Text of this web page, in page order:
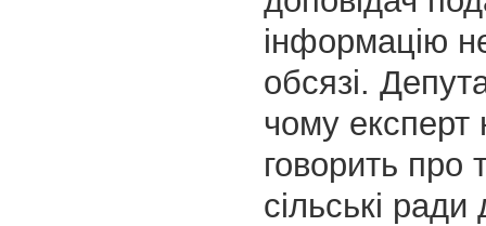
інформацію
обсязі.
чому експерт
говорить про
сільські